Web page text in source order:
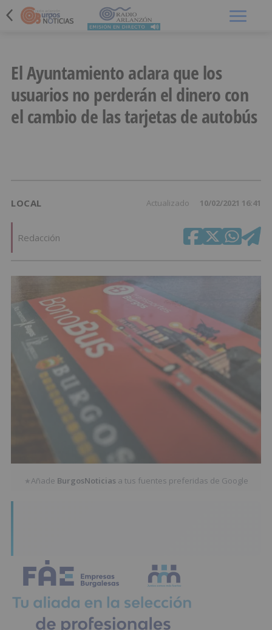
El Ayuntamiento aclara que los
usuarios no perderán el dinero con
el cambio de las tarjetas de autobús
LOCAL Actualizado 10/02/2021 16:41
Redacción
★Añade BurgosNoticias a tus fuentes preferidas de Google